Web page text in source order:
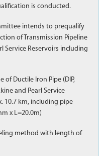
is conducted.
intends to prequalify
of Transmission Pipeline
Service Reservoirs including
of Ductile Iron Pipe (DIP,
and Pearl Service
10.7 km, including pipe
x L=20.0m)
method with length of